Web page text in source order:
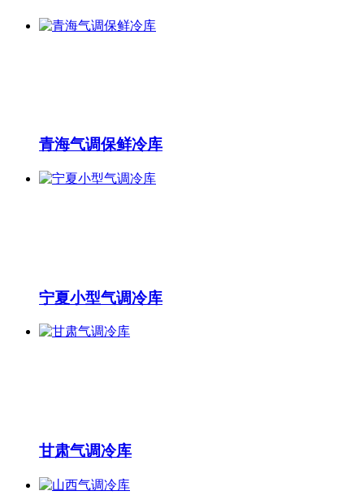
青海气调保鲜冷库
宁夏小型气调冷库
甘肃气调冷库